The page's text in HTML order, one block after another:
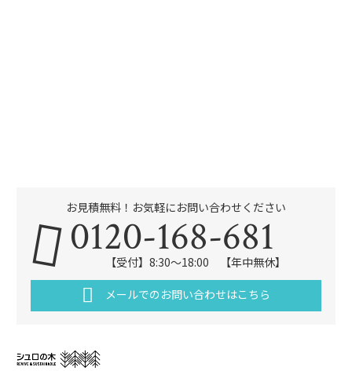
お見積無料！お気軽にお問い合わせください
0120-168-681
【受付】8:30～18:00 【年中無休】
メールでのお問い合わせはこちら